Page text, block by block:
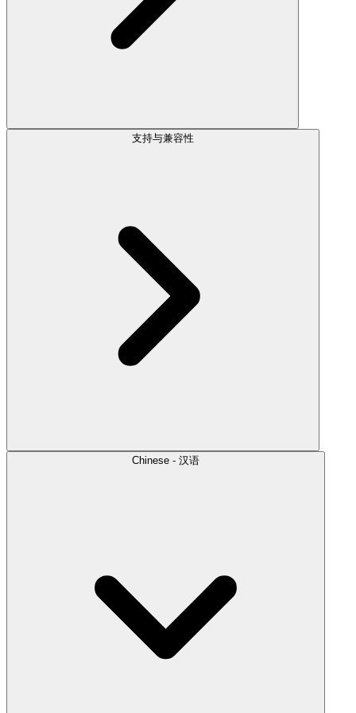
支持与兼容性
Chinese - 汉语